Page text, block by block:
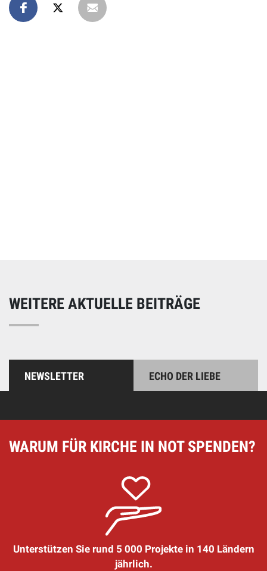
WEITERE AKTUELLE BEITRÄGE
NEWSLETTER ECHO DER LIEBE
WARUM FÜR KIRCHE IN NOT SPENDEN?
Unterstützen Sie rund 5 000 Projekte in 140 Ländern
jährlich.